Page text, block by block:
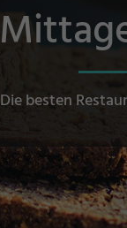
Die besten